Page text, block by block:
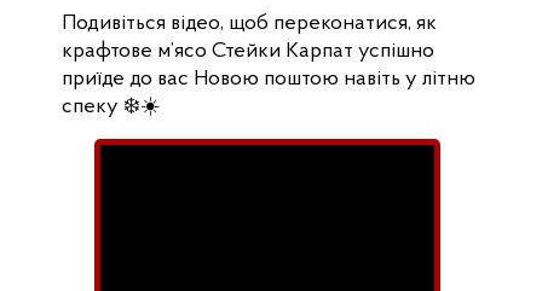
Подивіться відео, щоб переконатися, як
крафтове м’ясо Стейки Карпат успішно
приїде до вас Новою поштою навіть у літню
спеку ❄️☀️